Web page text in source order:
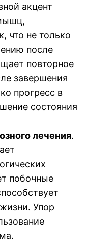
акцент
что не только
после
повторное
завершения
прогресс в
состояния
лечения.
побочные
Упор